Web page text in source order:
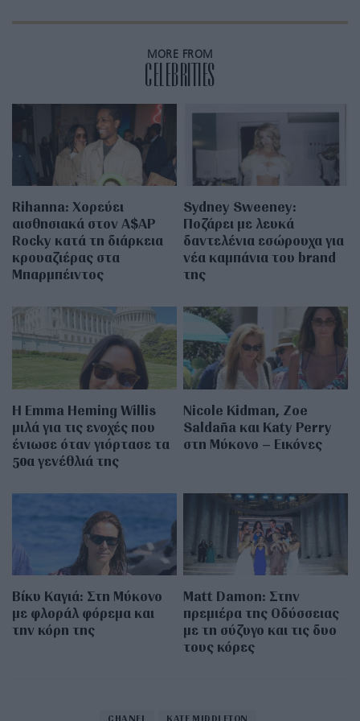
MORE FROM
CELEBRITIES
Rihanna: Χορεύει
αισθησιακά στον A$AP
Rocky κατά τη διάρκεια
κρουαζιέρας στα
Μπαρμπέιντος
Sydney Sweeney:
Ποζάρει με λευκά
δαντελένια εσώρουχα για
νέα καμπάνια του brand
της
H Emma Heming Willis
μιλά για τις ενοχές που
ένιωσε όταν γιόρτασε τα
50α γενέθλιά της
Nicole Kidman, Zoe
Saldaña και Katy Perry
στη Μύκονο – Εικόνες
Βίκυ Καγιά: Στη Μύκονο
με φλοράλ φόρεμα και
την κόρη της
Matt Damon: Στην
πρεμιέρα της Οδύσσειας
με τη σύζυγο και τις δυο
τους κόρες
CHANEL KATE MIDDLETON